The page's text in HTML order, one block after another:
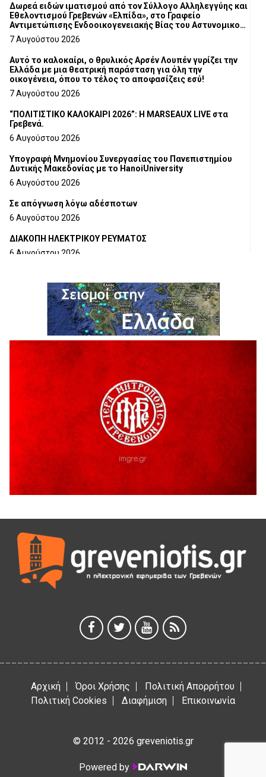
Δωρεά ειδών ιματισμού από τον Σύλλογο Αλληλεγγύης και
Εθελοντισμού Γρεβενών «Ελπίδα», στο Γραφείο
Αντιμετώπισης Ενδοοικογενειακής Βίας του Αστυνομικού
Τμήματος Γρεβενών
7 Αυγούστου 2026
Αυτό το καλοκαίρι, ο θρυλικός Αρσέν Λουπέν γυρίζει την
Ελλάδα με μια θεατρική παράσταση για όλη την
οικογένεια, όπου το τέλος το αποφασίζεις εσύ!
7 Αυγούστου 2026
“ΠΟΛΙΤΙΣΤΙΚΟ ΚΑΛΟΚΑΙΡΙ 2026”: Η MARSEAUX LIVE στα
Γρεβενά.
6 Αυγούστου 2026
Υπογραφή Μνημονίου Συνεργασίας του Πανεπιστημίου
Δυτικής Μακεδονίας με το HanoiUniversity
6 Αυγούστου 2026
Σε απόγνωση λόγω αδέσποτων
6 Αυγούστου 2026
ΔΙΑΚΟΠΗ ΗΛΕΚΤΡΙΚΟΥ ΡΕΥΜΑΤΟΣ
6 Αυγούστου 2026
6 Αυγούστου 2026
H παραδοχή λαθών είναι (και) δύναμη
5 Αυγούστου 2026
Ο ΑΝΔΡΕΑΣ ΑΣΛΑΝΙΔΗΣ ΣΥΝΕΧΙΖΕΙ ΣΤΟΝ ΠΡΩΤΕΑ
ΓΡΕΒΕΝΩΝ
Ευχαριστήριο Εκπολιτιστικού Συλλόγου Ταξιάρχη προς κ.
Παρασχάκη Αθανάσιο
5 Αυγούστου 2026
Διακοπή υδροδότησης του Α΄ κλάδου ύδρευσης
5 Αυγούστου 2026
Η Marseaux στα Γρεβενά για μια μοναδική συναυλία
5 Αυγούστου 2026
Καλοκαιριού 2026» με την βραβευμένη ταινία «Μικρές
Ανάσες».
5 Αυγούστου 2026
Γρεβενά: Συνελήφθη 18χρονος αλλοδαπός, για κλοπή
εξοπλισμού γυμναστηρίου
5 Αυγούστου 2026
Αρχική Όροι Χρήσης
Πολιτική Απορρήτου
Πολιτική Cookies
Διαφήμιση Επικοινωνία
© 2012 - 2026 greveniotis.gr
Powered by